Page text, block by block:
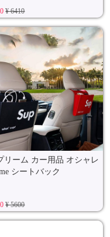
¥ 6410
リーム カー用品 オシャレ
シートバック
¥ 5600